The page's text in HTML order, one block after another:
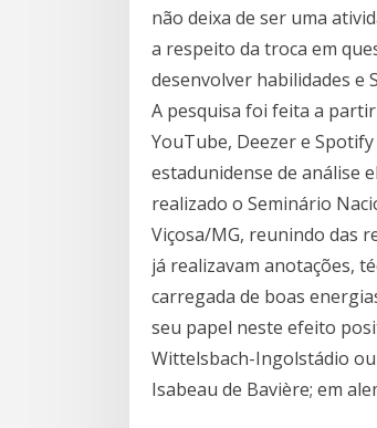
não deixa de ser uma
a respeito da troca em
desenvolver habilidades e
A pesquisa foi feita a
YouTube, Deezer e
estadunidense de análise
realizado o Seminário
Viçosa/MG, reunindo das
já realizavam anotações,
carregada de boas
seu papel neste efeito
Wittelsbach-Ingolstádio
Isabeau de Bavière; em